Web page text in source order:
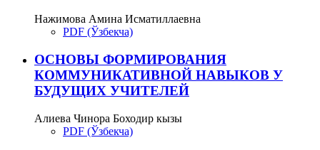
Нажимова Амина Исматиллаевна
PDF (Ўзбекча)
ОCНОВЫ ФОРМИРОВАНИЯ
КОММУНИКАТИВНОЙ НАВЫКОВ У
БУДУЩИХ УЧИТЕЛЕЙ
Алиева Чинора Боходир кызы
PDF (Ўзбекча)